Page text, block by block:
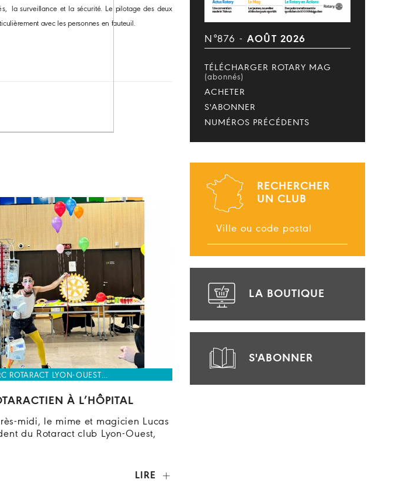
la surveillance et la sécurité. Le pilotage des deux
avec les personnes en fauteuil.
ROTARACT LYON-OUEST…
À L’HÔPITAL
midi, le mime et magicien Lucas
du Rotaract club Lyon-Ouest,
LIRE
N°876 - AOÛT 2026
TÉLÉCHARGER ROTARY MAG
(abonnés)
ACHETER
S'ABONNER
NUMÉROS PRÉCÉDENTS
RECHERCHER
UN CLUB
LA BOUTIQUE
S'ABONNER